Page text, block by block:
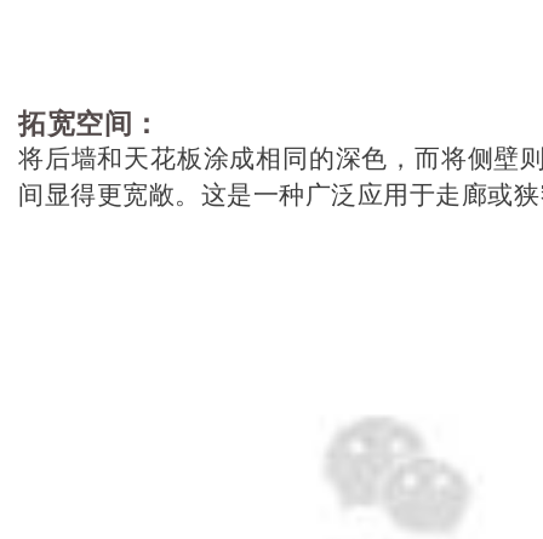
拓宽空间：
将后墙和天花板涂成相同的深色，而将侧壁
间显得更宽敞。这是一种广泛应用于走廊或